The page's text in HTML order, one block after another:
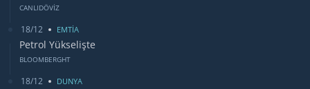
CANLIDÖVİZ
18/12 EMTİA
Petrol Yükselişte
BLOOMBERGHT
18/12 DUNYA